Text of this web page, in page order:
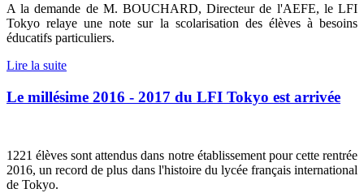
A la demande de M. BOUCHARD, Directeur de l'AEFE, le LFI
Tokyo relaye une note sur la scolarisation des élèves à besoins
éducatifs particuliers.
Lire la suite
Le millésime 2016 - 2017 du LFI Tokyo est arrivée
1221 élèves sont attendus dans notre établissement pour cette rentrée
2016, un record de plus dans l'histoire du lycée français international
de Tokyo.